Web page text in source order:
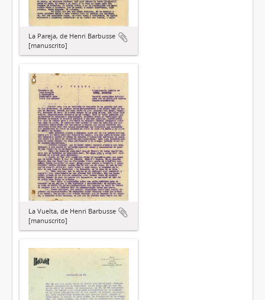
La Pareja, de Henri Barbusse
[manuscrito]
La Vuelta, de Henri Barbusse
[manuscrito]